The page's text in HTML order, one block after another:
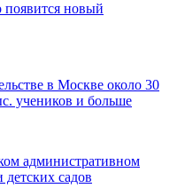
новый
в Москве около 30
учеников и больше
административном
садов